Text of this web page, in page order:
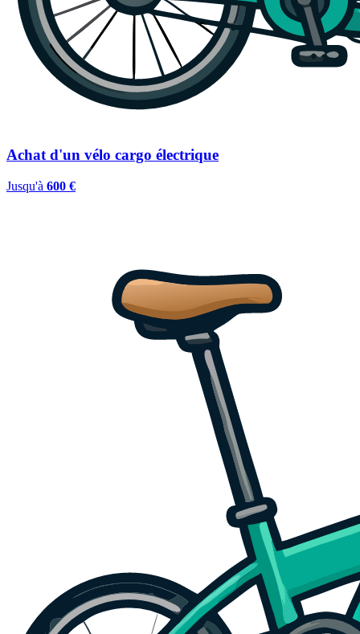
Achat d'un vélo cargo électrique
Jusqu'à 600 €